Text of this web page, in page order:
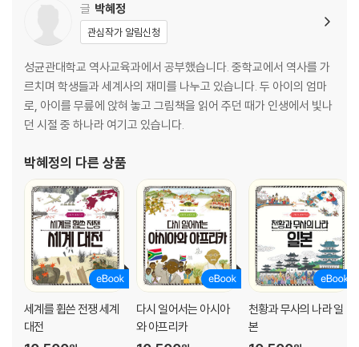
글 박혜정
관심작가 알림신청
성균관대학교 역사교육과에서 공부했습니다. 중학교에서 역사를 가
르치며 학생들과 세계사의 재미를 나누고 있습니다. 두 아이의 엄마
로, 아이를 무릎에 앉혀 놓고 그림책을 읽어 주던 때가 인생에서 빛나
던 시절 중 하나라 여기고 있습니다.
박혜정의 다른 상품
세계를 휩쓴 전쟁 세계
대전
다시 일어서는 아시아
와 아프리카
천황과 무사의 나라 일
본